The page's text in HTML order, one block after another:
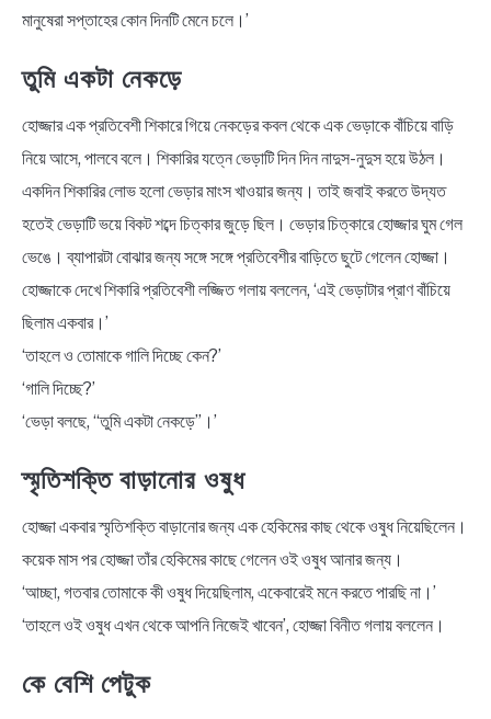
মানুষেরা সপ্তাহের কোন দিনটি মেনে চলে।’
তুমি একটা নেকড়ে
হোজ্জার এক প্রতিবেশী শিকারে গিয়ে নেকড়ের কবল থেকে এক ভেড়াকে বাঁচিয়ে বাড়ি
নিয়ে আসে, পালবে বলে। শিকারির যত্নে ভেড়াটি দিন দিন নাদুস-নুদুস হয়ে উঠল।
একদিন শিকারির লোভ হলো ভেড়ার মাংস খাওয়ার জন্য। তাই জবাই করতে উদ্যত
হতেই ভেড়াটি ভয়ে বিকট শব্দে চিত্কার জুড়ে ছিল। ভেড়ার চিত্কারে হোজ্জার ঘুম গেল
ভেঙে। ব্যাপারটা বোঝার জন্য সঙ্গে সঙ্গে প্রতিবেশীর বাড়িতে ছুটে গেলেন হোজ্জা।
হোজ্জাকে দেখে শিকারি প্রতিবেশী লজ্জিত গলায় বললেন, ‘এই ভেড়াটার প্রাণ বাঁচিয়ে
ছিলাম একবার।’
‘তাহলে ও তোমাকে গালি দিচ্ছে কেন?’
‘গালি দিচ্ছে?’
‘ভেড়া বলছে, “তুমি একটা নেকড়ে”।’
স্মৃতিশক্তি বাড়ানোর ওষুধ
হোজ্জা একবার স্মৃতিশক্তি বাড়ানোর জন্য এক হেকিমের কাছ থেকে ওষুধ নিয়েছিলেন।
কয়েক মাস পর হোজ্জা তাঁর হেকিমের কাছে গেলেন ওই ওষুধ আনার জন্য।
‘আচ্ছা, গতবার তোমাকে কী ওষুধ দিয়েছিলাম, একেবারেই মনে করতে পারছি না।’
‘তাহলে ওই ওষুধ এখন থেকে আপনি নিজেই খাবেন’, হোজ্জা বিনীত গলায় বললেন।
কে বেশি পেটুক